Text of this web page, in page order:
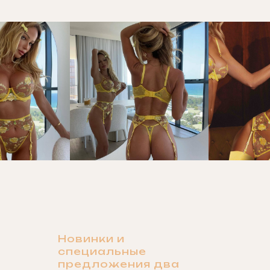
Новинки и
специальные
предложения два